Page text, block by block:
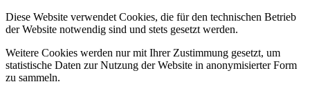
Diese Website verwendet Cookies, die für den technischen Betrieb
der Website notwendig sind und stets gesetzt werden.
Weitere Cookies werden nur mit Ihrer Zustimmung gesetzt, um
statistische Daten zur Nutzung der Website in anonymisierter Form
zu sammeln.